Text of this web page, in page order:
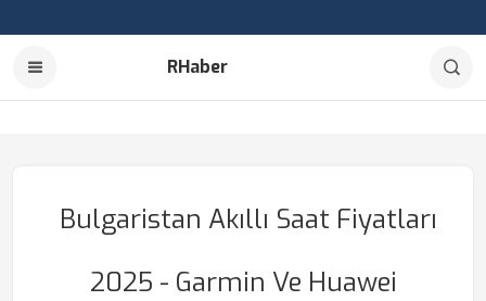
RHaber
Bulgaristan Akıllı Saat Fiyatları
2025 - Garmin Ve Huawei